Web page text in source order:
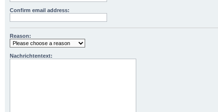
Confirm email address:
Reason:
Nachrichtentext: